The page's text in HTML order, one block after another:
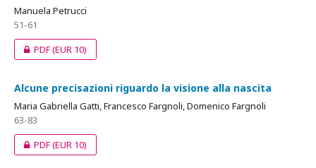
Manuela Petrucci
51-61
PDF(EUR 10)
Alcune precisazioni riguardo la visione alla nascita
Maria Gabriella Gatti, Francesco Fargnoli, Domenico Fargnoli
63-83
PDF(EUR 10)